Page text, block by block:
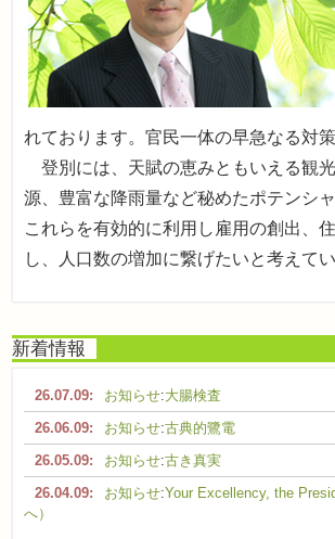
れております。官民一体の早急なる対策
登別には、天賦の恵みともいえる観
源、豊富な降雨量など秘めたポテンシ
これらを有効的に利用し雇用の創出、
し、人口数の増加に繋げたいと考えてい
新着情報
26.07.09: お知らせ:大腸検査
26.06.09:
お知らせ:古典的鷺電
26.05.09:
お知らせ:古き真実
26.04.09:
お知らせ:Your Excellency, the
へ）